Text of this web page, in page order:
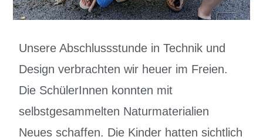
Unsere Abschlussstunde in Technik und
Design verbrachten wir heuer im Freien.
Die SchülerInnen konnten mit
selbstgesammelten Naturmaterialien
Neues schaffen. Die Kinder hatten sichtlich